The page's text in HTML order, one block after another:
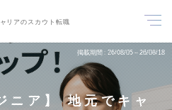
リアのスカウト転職
掲載期間 26/08/05～26/08/18
ニア】 地元でキャ